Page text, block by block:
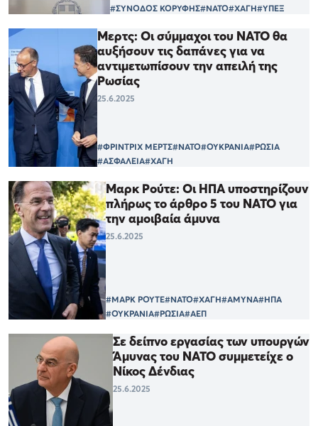
#ΣΥΝΟΔΟΣ ΚΟΡΥΦΗΣ#ΝΑΤΟ#ΧΑΓΗ#ΥΠΕΞ
Μερτς: Οι σύμμαχοι του ΝΑΤΟ θα
αυξήσουν τις δαπάνες για να
αντιμετωπίσουν την απειλή της
Ρωσίας
25.6.2025
#ΦΡΙΝΤΡΙΧ ΜΕΡΤΣ#ΝΑΤΟ#ΟΥΚΡΑΝΙΑ#ΡΩΣΙΑ
#ΑΣΦΑΛΕΙΑ#ΧΑΓΗ
Μαρκ Ρούτε: Οι ΗΠΑ υποστηρίζουν
πλήρως το άρθρο 5 του ΝΑΤΟ για
την αμοιβαία άμυνα
25.6.2025
#ΜΑΡΚ ΡΟΥΤΕ#ΝΑΤΟ#ΧΑΓΗ#ΑΜΥΝΑ#ΗΠΑ
#ΟΥΚΡΑΝΙΑ#ΡΩΣΙΑ#ΑΕΠ
Σε δείπνο εργασίας των υπουργών
Άμυνας του ΝΑΤΟ συμμετείχε ο
Νίκος Δένδιας
25.6.2025